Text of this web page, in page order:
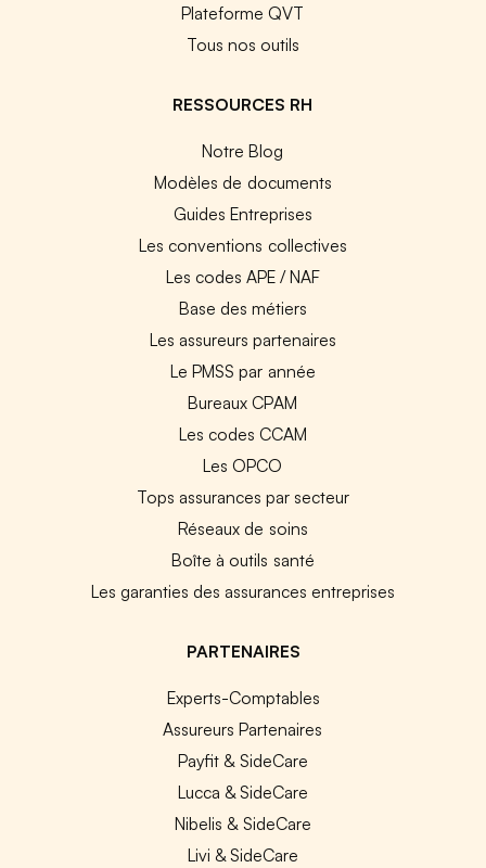
Plateforme QVT
Tous nos outils
RESSOURCES RH
Notre Blog
Modèles de documents
Guides Entreprises
Les conventions collectives
Les codes APE / NAF
Base des métiers
Les assureurs partenaires
Le PMSS par année
Bureaux CPAM
Les codes CCAM
Les OPCO
Tops assurances par secteur
Réseaux de soins
Boîte à outils santé
Les garanties des assurances entreprises
PARTENAIRES
Experts-Comptables
Assureurs Partenaires
Payfit & SideCare
Lucca & SideCare
Nibelis & SideCare
Livi & SideCare